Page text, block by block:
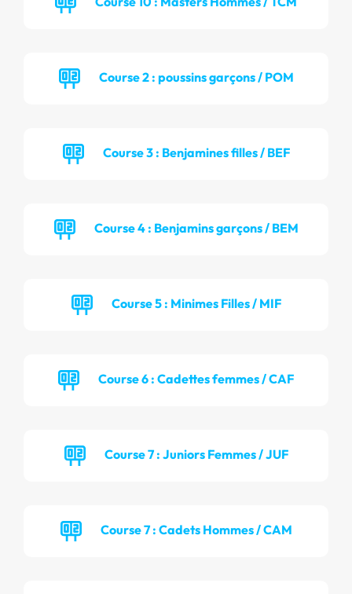
Course 2 : poussins garçons / POM
Course 3 : Benjamines filles / BEF
Course 4 : Benjamins garçons / BEM
Course 5 : Minimes Filles / MIF
Course 6 : Cadettes femmes / CAF
Course 7 : Juniors Femmes / JUF
Course 7 : Cadets Hommes / CAM